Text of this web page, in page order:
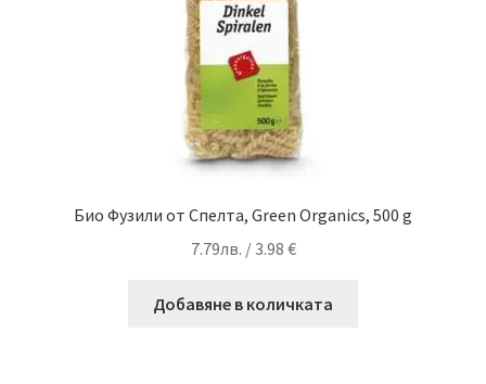
Био Фузили от Спелта, Green Organics, 500 g
7.79лв. / 3.98 €
Добавяне в количката